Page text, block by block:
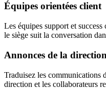
Équipes orientées client
Les équipes support et
le siège suit la conversation
Annonces de la direction
Traduisez les communications
direction et les collaborateurs